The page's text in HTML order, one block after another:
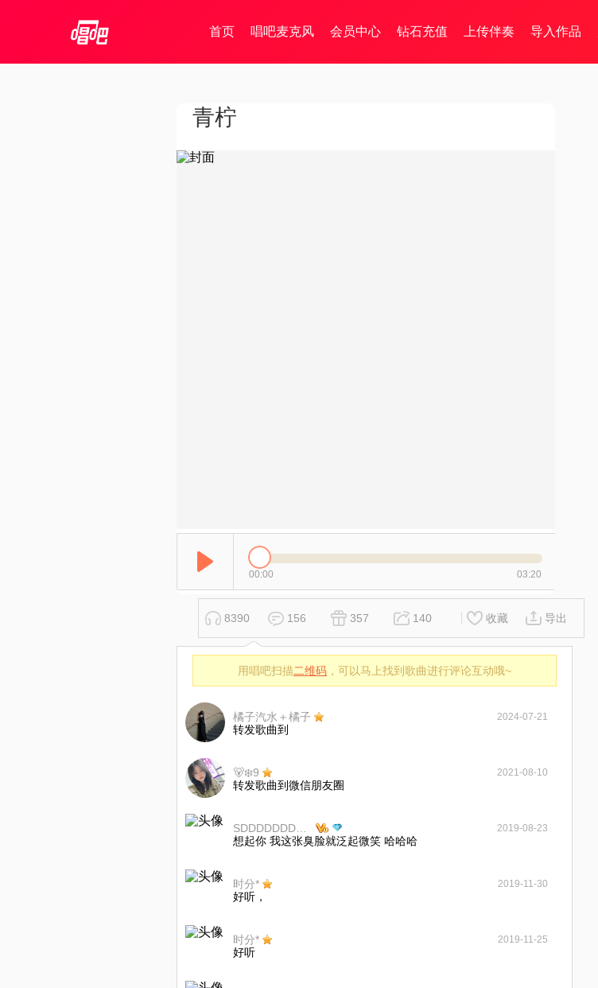
首页 唱吧麦克风 会员中心 钻石充值 上传伴奏 导入作品
青柠
00:00 03:20
8390 156 357 140 收藏 导出
用唱吧扫描二维码 ，可以马上找到歌曲进行评论互动哦~
橘子汽水＋橘子 2024-07-21
转发歌曲到
🐻‍❄️9 2021-08-10
转发歌曲到微信朋友圈
2019-08-23
想起你 我这张臭脸就泛起微笑 哈哈哈
时分* 2019-11-30
好听，
时分* 2019-11-25
好听